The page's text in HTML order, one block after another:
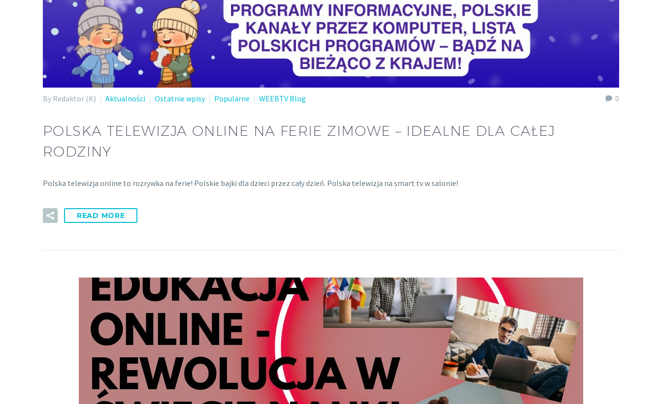
0
By Redaktor (K) Aktualności Ostatnie wpisy Popularne WEEBTV Blog
POLSKA TELEWIZJA ONLINE NA FERIE ZIMOWE – IDEALNE DLA CAŁEJ
RODZINY
Polska telewizja online to rozrywka na ferie! Polskie bajki dla dzieci przez cały dzień. Polska telewizja na smart tv w salonie!
READ MORE